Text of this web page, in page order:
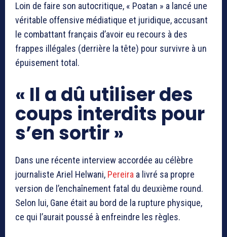
Loin de faire son autocritique, « Poatan » a lancé une
véritable offensive médiatique et juridique, accusant
le combattant français d’avoir eu recours à des
frappes illégales (derrière la tête) pour survivre à un
épuisement total.
« Il a dû utiliser des
coups interdits pour
s’en sortir »
Dans une récente interview accordée au célèbre
journaliste Ariel Helwani, Pereira a livré sa propre
version de l’enchaînement fatal du deuxième round.
Selon lui, Gane était au bord de la rupture physique,
ce qui l’aurait poussé à enfreindre les règles.